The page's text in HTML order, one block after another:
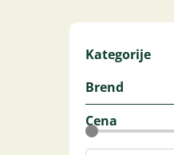
Kategorije
Brend
Cena